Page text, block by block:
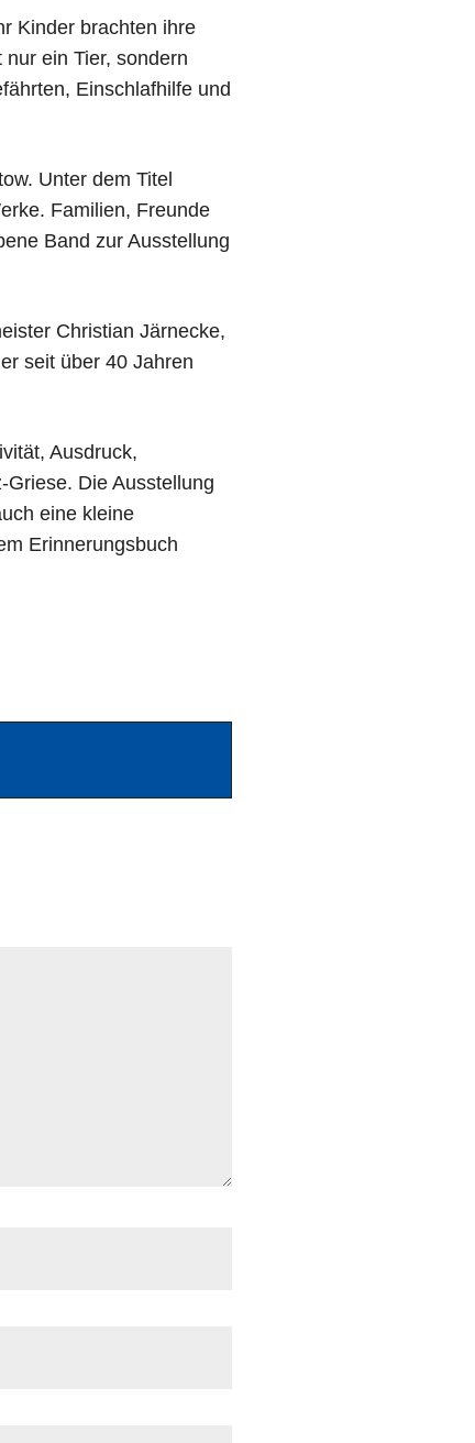
Kinder brachten ihre
ein Tier, sondern
Einschlafhilfe und
Unter dem Titel
Familien, Freunde
Band zur Ausstellung
Christian Järnecke,
seit über 40 Jahren
Ausdruck,
Die Ausstellung
eine kleine
Erinnerungsbuch